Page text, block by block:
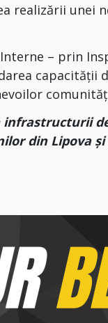
realizării unei
– prin
capacității
infrastructurii
din Lipova și